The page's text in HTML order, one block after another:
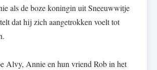
als de boze koningin uit Sneeuwwitje
dat hij zich aangetrokken voelt tot
Alvy, Annie en hun vriend Rob in het